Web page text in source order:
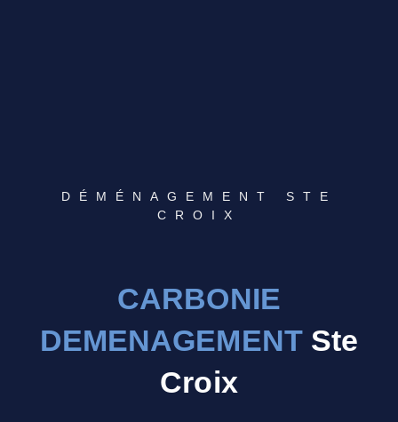
DÉMÉNAGEMENT STE
CROIX
CARBONIE
DEMENAGEMENTSte
Croix